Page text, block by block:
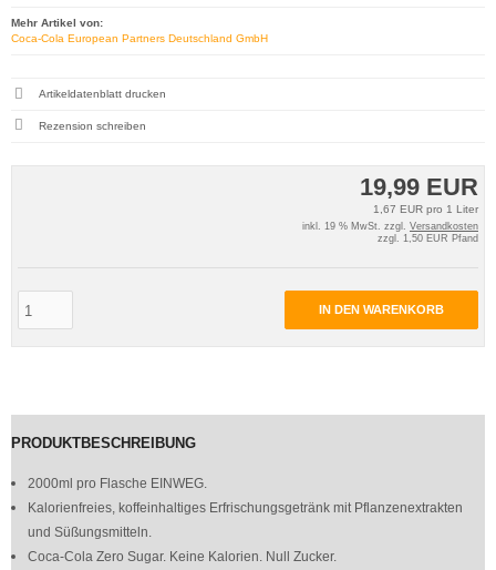
19,99 EUR
1,67 EUR pro 1 Liter
inkl. 19 % MwSt. zzgl. Versandkosten
zzgl. 1,50 EUR Pfand
IN DEN WARENKORB
Mehr Artikel von:
Coca‑Cola European Partners Deutschland GmbH
Artikeldatenblatt drucken
Rezension schreiben
PRODUKTBESCHREIBUNG
2000ml pro Flasche EINWEG.
Kalorienfreies, koffeinhaltiges Erfrischungsgetränk mit Pflanzenextrakten
und Süßungsmitteln.
Coca-Cola Zero Sugar. Keine Kalorien. Null Zucker.